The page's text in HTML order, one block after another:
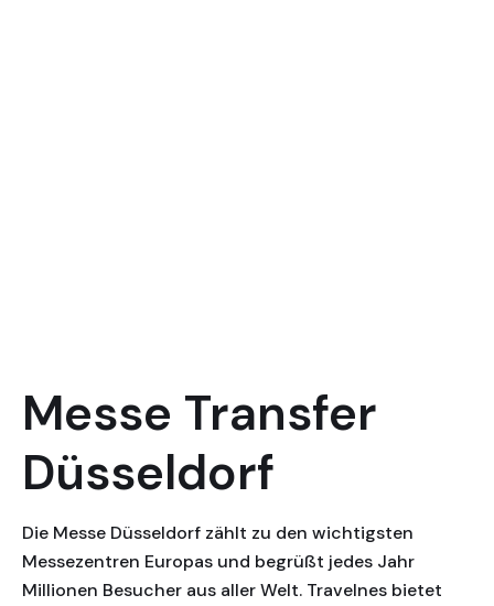
Messe Transfer
Düsseldorf
Die Messe Düsseldorf zählt zu den wichtigsten
Messezentren Europas und begrüßt jedes Jahr
Millionen Besucher aus aller Welt. Travelnes bietet